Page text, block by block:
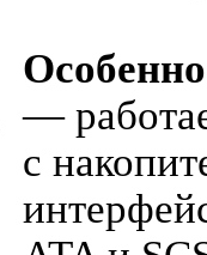
—
с